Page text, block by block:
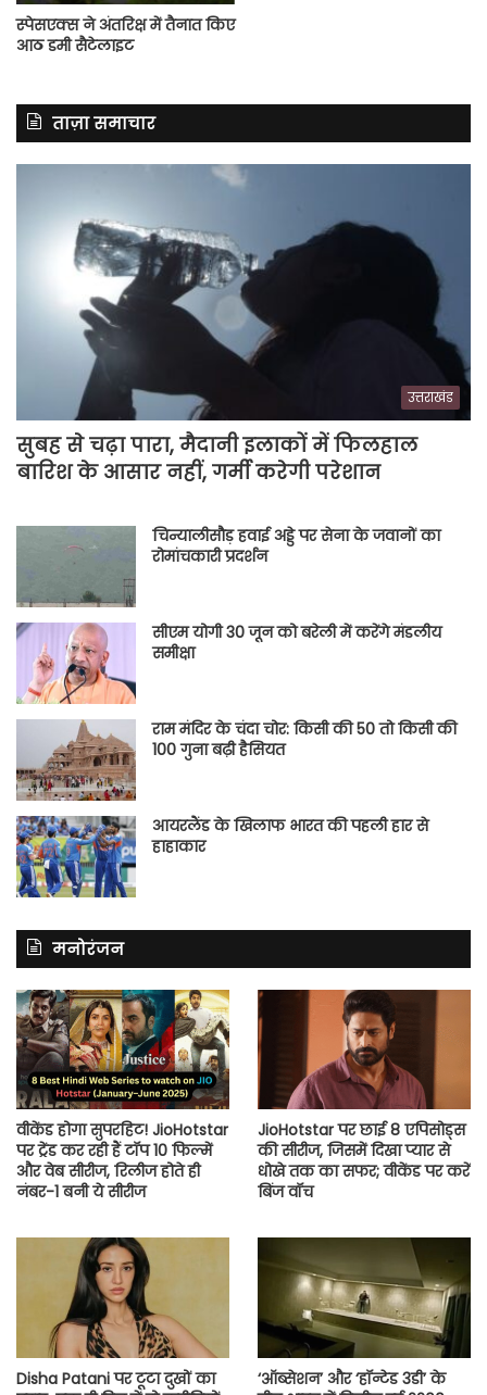
स्पेसएक्स ने अंतरिक्ष में तैनात किए
आठ डमी सैटेलाइट
ताज़ा समाचार
उत्तराखंड
सुबह से चढ़ा पारा, मैदानी इलाकों में फिलहाल
बारिश के आसार नहीं, गर्मी करेगी परेशान
चिन्यालीसौड़ हवाई अड्डे पर सेना के जवानों का
रोमांचकारी प्रदर्शन
सीएम योगी 30 जून को बरेली में करेंगे मंडलीय
समीक्षा
राम मंदिर के चंदा चोर: किसी की 50 तो किसी की
100 गुना बढ़ी हैसियत
आयरलैंड के खिलाफ भारत की पहली हार से
हाहाकार
मनोरंजन
वीकेंड होगा सुपरहिट! JioHotstar
पर ट्रेंड कर रही हैं टॉप 10 फिल्में
और वेब सीरीज, रिलीज होते ही
नंबर-1 बनी ये सीरीज
JioHotstar पर छाई 8 एपिसोड्स
की सीरीज, जिसमें दिखा प्यार से
धोखे तक का सफर; वीकेंड पर करें
बिंज वॉच
Disha Patani पर टूटा दुखों का
‘ऑब्सेशन’ और ‘हॉन्टेड 3डी’ के